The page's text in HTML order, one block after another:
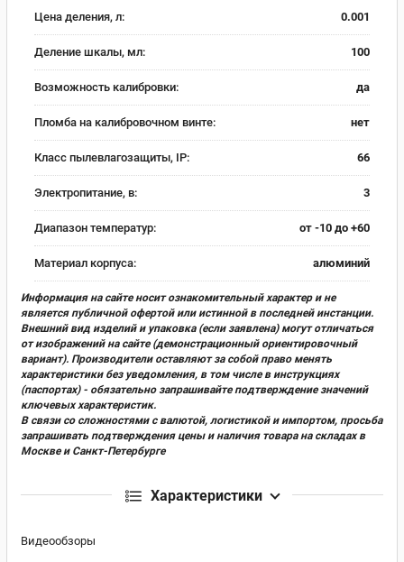
Цена деления, л: 0.001
Деление шкалы, мл: 100
Возможность калибровки: да
Пломба на калибровочном винте: нет
Класс пылевлагозащиты, IP: 66
Электропитание, в: 3
Диапазон температур: от -10 до +60
Материал корпуса: алюминий
Информация на сайте носит ознакомительный характер и не
является публичной офертой или истинной в последней инстанции.
Внешний вид изделий и упаковка (если заявлена) могут отличаться
от изображений на сайте (демонстрационный ориентировочный
вариант). Производители оставляют за собой право менять
характеристики без уведомления, в том числе в инструкциях
(паспортах) - обязательно запрашивайте подтверждение значений
ключевых характеристик.
В связи со сложностями с валютой, логистикой и импортом, просьба
запрашивать подтверждения цены и наличия товара на складах в
Москве и Санкт-Петербурге
Характеристики
Видеообзоры